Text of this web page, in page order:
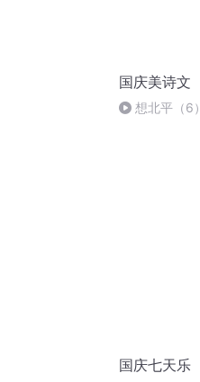
国庆美诗文
想北平（6）
国庆七天乐